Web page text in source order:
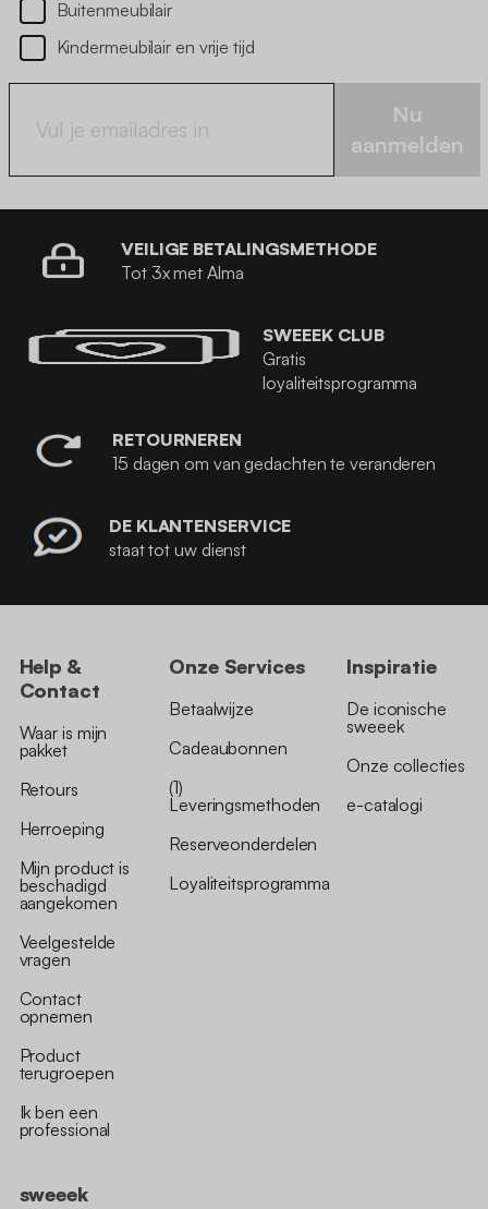
Buitenmeubilair
Kindermeubilair en vrije tijd
Nu
aanmelden
VEILIGE BETALINGSMETHODE
Tot 3x met Alma
SWEEEK CLUB
Gratis
loyaliteitsprogramma
RETOURNEREN
15 dagen om van gedachten te veranderen
DE KLANTENSERVICE
staat tot uw dienst
Help &
Contact
Waar is mijn
pakket
Retours
Herroeping
Mijn product is
beschadigd
aangekomen
Veelgestelde
vragen
Contact
opnemen
Product
terugroepen
Ik ben een
professional
Onze Services
Betaalwijze
Cadeaubonnen
(1)
Leveringsmethoden
Reserveonderdelen
Loyaliteitsprogramma
Inspiratie
De iconische
sweeek
Onze collecties
e-catalogi
sweeek